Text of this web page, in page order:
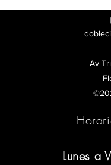
Av
Lunes a